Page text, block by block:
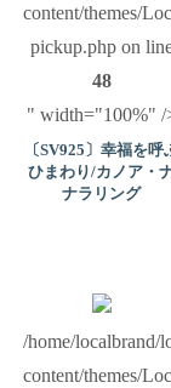
content/themes/
pickup.php on
48
" width="100%" /
〔SV925〕幸福を呼
ひまわり/カノア・
ナラリング
/home/localbrand/
content/themes/